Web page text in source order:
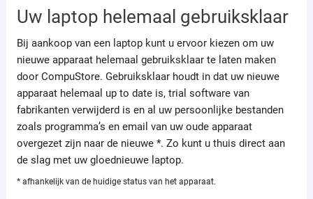
Uw laptop helemaal gebruiksklaar
Bij aankoop van een laptop kunt u ervoor kiezen om uw
nieuwe apparaat helemaal gebruiksklaar te laten maken
door CompuStore. Gebruiksklaar houdt in dat uw nieuwe
apparaat helemaal up to date is, trial software van
fabrikanten verwijderd is en al uw persoonlijke bestanden
zoals programma’s en email van uw oude apparaat
overgezet zijn naar de nieuwe *. Zo kunt u thuis direct aan
de slag met uw gloednieuwe laptop.
* afhankelijk van de huidige status van het apparaat.